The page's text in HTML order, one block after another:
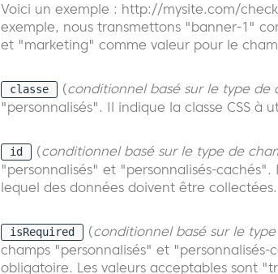
Voici un exemple : http://mysite.com/
exemple, nous transmettons "banner-1"
et "marketing" comme valeur pour le
classe (conditionnel basé sur le type de
"personnalisés". Il indique la classe CSS à
id (conditionnel basé sur le type de
"personnalisés" et "personnalisés-
lequel des données doivent être collectées.
isRequired (conditionnel basé sur le
champs "personnalisés" et
obligatoire. Les valeurs acceptables sont